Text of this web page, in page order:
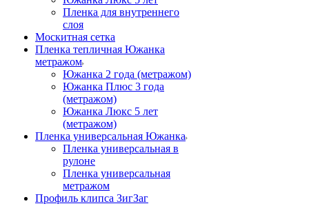
Пленка для внутреннего
слоя
Москитная сетка
Пленка тепличная Южанка
метражом
Южанка 2 года (метражом)
Южанка Плюс 3 года
(метражом)
Южанка Люкс 5 лет
(метражом)
Пленка универсальная Южанка
Пленка универсальная в
рулоне
Пленка универсальная
метражом
Профиль клипса ЗигЗаг